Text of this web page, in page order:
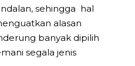
sehingga hal
alasan
banyak dipilih
segala jenis